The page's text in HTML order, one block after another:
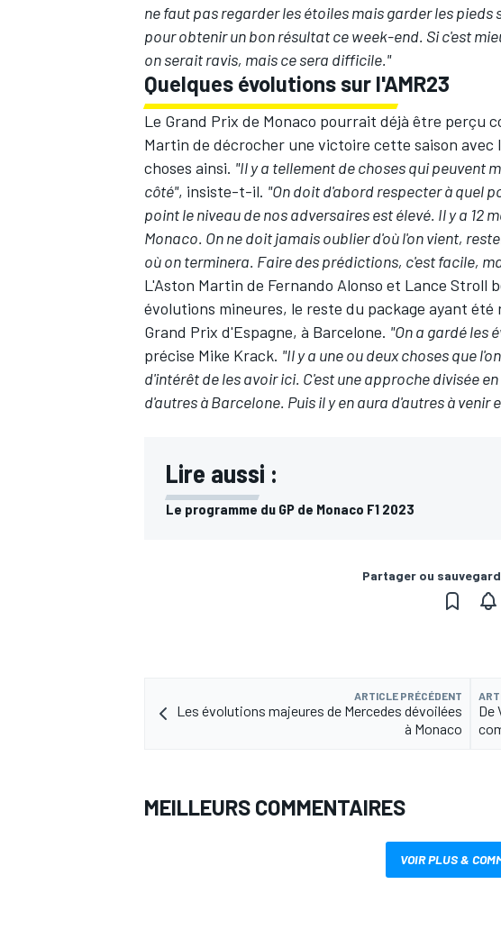
ne faut pas regarder les étoiles mais garder les
pour obtenir un bon résultat ce week-end. Si c'est
on serait ravis, mais ce sera difficile."
Quelques évolutions sur l'AMR23
Le Grand Prix de Monaco pourrait déjà être perçu
Martin de décrocher une victoire cette saison avec
choses ainsi. "Il y a tellement de choses qui peuvent
côté", insiste-t-il. "On doit d'abord respecter à quel
point le niveau de nos adversaires est élevé. Il y a 12
Monaco. On ne doit jamais oublier d'où l'on vient,
où on terminera. Faire des prédictions, c'est facile,
L'Aston Martin de Fernando Alonso et Lance Stroll
évolutions mineures, le reste du package ayant été
Grand Prix d'Espagne, à Barcelone. "On a gardé les
précise Mike Krack. "Il y a une ou deux choses que
d'intérêt de les avoir ici. C'est une approche divisée
d'autres à Barcelone. Puis il y en aura d'autres à venir
Lire aussi :
Le programme du GP de Monaco F1 2023
Partager ou
ARTICLE PRÉCÉDENT
Les évolutions majeures de Mercedes dévoilées
à Monaco
De
MEILLEURS COMMENTAIRES
VOIR PLUS &